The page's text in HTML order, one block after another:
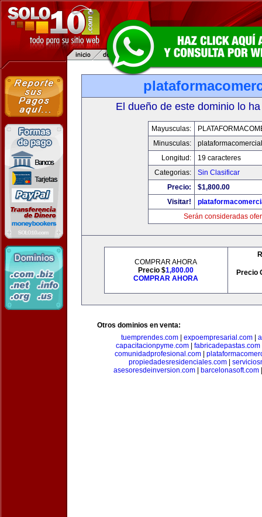
El dueño de este dominio lo
Mayusculas:
Minusculas:
Longitud:
19 caracteres
Categorias:
Sin Clasificar
Precio:
$1,800.00
Visitar!
Serán consideradas
COMPRAR AHORA
Precio $1,800.00
COMPRAR AHORA
Precio
Otros dominios en venta:
tuemprendes.com
expoempresarial.com
capacitacionpyme.com
fabricadepastas.com
comunidadprofesional.com|
propiedadesresidenciales.com
asesoresdeinversion.com
barcelonasoft.com